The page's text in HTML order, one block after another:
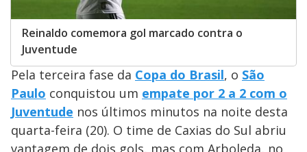
Reinaldo comemora gol marcado contra o
Juventude
Pela terceira fase da Copa do Brasil, o São
Paulo conquistou um empate por 2 a 2 com o
Juventude nos últimos minutos na noite desta
quarta-feira (20). O time de Caxias do Sul abriu
vantagem de dois gols, mas com Arboleda, no